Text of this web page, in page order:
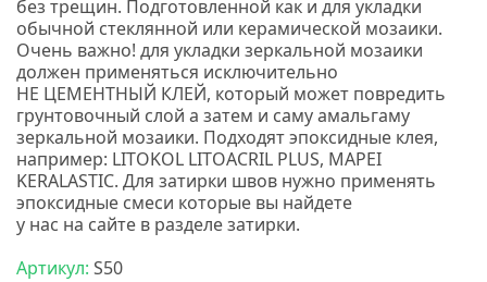
без трещин. Подготовленной как и для укладки
обычной стеклянной или керамической мозаики.
Очень важно! для укладки зеркальной мозаики
должен применяться исключительно
НЕ ЦЕМЕНТНЫЙ КЛЕЙ, который может повредить
грунтовочный слой а затем и саму амальгаму
зеркальной мозаики. Подходят эпоксидные клея,
например: LITOKOL LITOACRIL PLUS, MAPEI
KERALASTIC. Для затирки швов нужно применять
эпоксидные смеси которые вы найдете
у нас на сайте в разделе затирки.
Артикул: S50